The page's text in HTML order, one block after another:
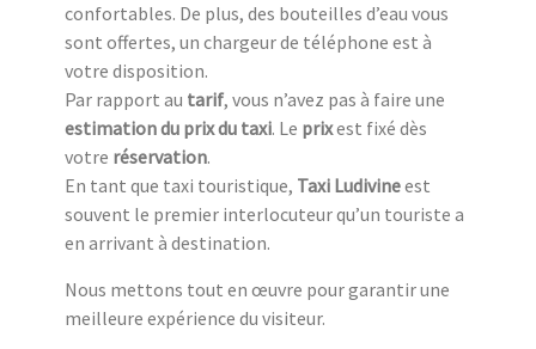
confortables. De plus, des bouteilles d’eau vous
sont offertes, un chargeur de téléphone est à
votre disposition.
Par rapport au tarif, vous n’avez pas à faire une
estimation du prix du taxi. Le prixest fixé dès
votre réservation.
En tant que taxi touristique, Taxi Ludivineest
souvent le premier interlocuteur qu’un touriste a
en arrivant à destination.
Nous mettons tout en œuvre pour garantir une
meilleure expérience du visiteur.